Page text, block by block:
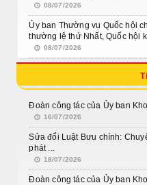
08/07/2026
Ủy ban Thường vụ Quốc hội
thường lệ thứ Nhất, Quốc hội
08/07/2026
Đoàn công tác của Ủy ban
16/07/2026
Sửa đổi Luật Bưu chính:
phát ...
18/07/2026
Đoàn công tác của Ủy ban